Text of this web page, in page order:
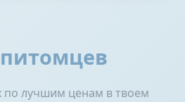
по лучшим ценам в твоем